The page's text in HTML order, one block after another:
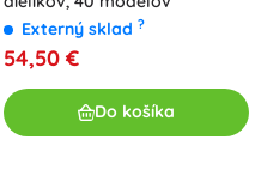
Externý sklad ?
54,50 €
Do košíka